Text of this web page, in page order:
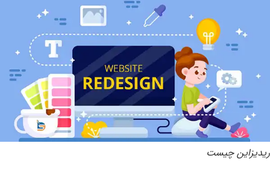
ریدیزاین چیست